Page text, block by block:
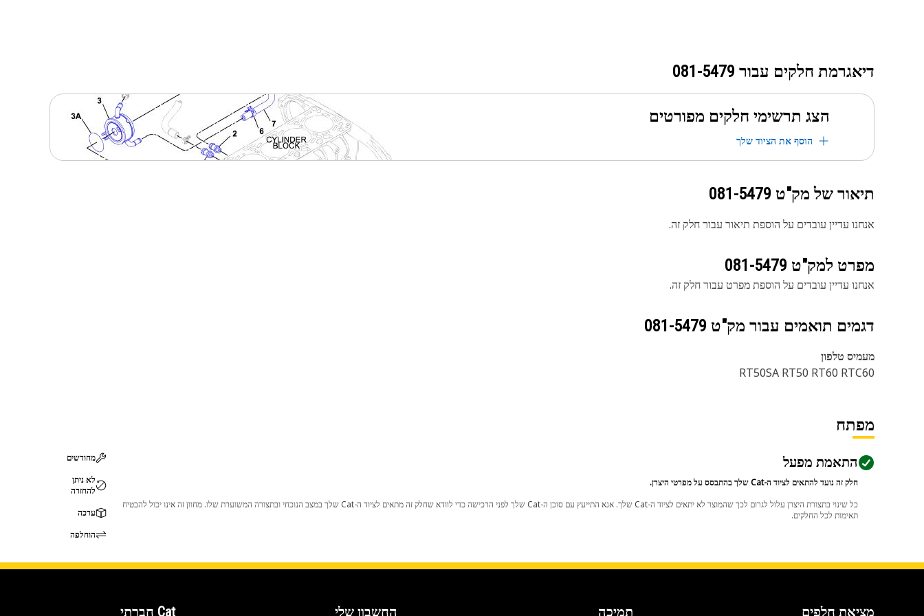
דיאגרמת חלקים עבור 081-5479
הצג תרשימי חלקים מפורטים
הוסף את הציוד שלך
תיאור של מק"ט 081-5479
אנחנו עדיין עובדים על הוספת תיאור עבור חלק זה.
מפרט למק"ט 081-5479
אנחנו עדיין עובדים על הוספת מפרט עבור חלק זה.
דגמים תואמים עבור מק"ט 081-5479
מעמיס טלפון
RT50SA RT50 RT60 RTC60
מפתח
התאמת מפעל
חלק זה נועד להתאים לציוד ה-Cat שלך בהתבסס על מפרטי היצרן.
כל שינוי בתצורת היצרן עלול לגרום לכך שהמוצר לא יתאים לציוד ה-Cat שלך. אנא התייעץ עם סוכן ה-Cat שלך לפני הרכישה כדי לוודא שחלק זה מתאים לציוד ה-Cat שלך במצב הנוכחי ובתצורה המשוערת שלו. מחוון זה אינו יכול להבטיח
תאימות לכל החלקים.
מחודשים
לא ניתן
להחזרה
ערכה
הוחלפה
מציאת חלפים תמיכה החשבון שלי Cat חברתי